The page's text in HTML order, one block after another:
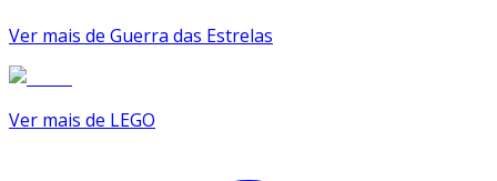
Ver mais de Guerra das Estrelas
Ver mais de LEGO